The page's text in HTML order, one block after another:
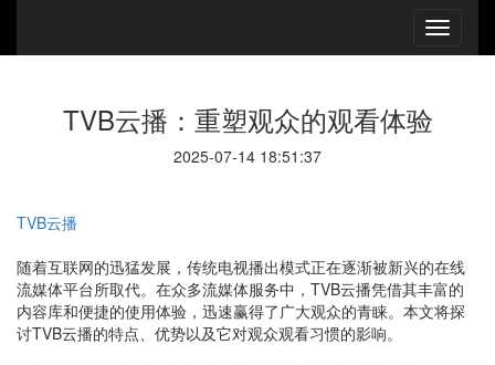
TVB云播：重塑观众的观看体验
2025-07-14 18:51:37
TVB云播
随着互联网的迅猛发展，传统电视播出模式正在逐渐被新兴的在线
流媒体平台所取代。在众多流媒体服务中，TVB云播凭借其丰富的
内容库和便捷的使用体验，迅速赢得了广大观众的青睐。本文将探
讨TVB云播的特点、优势以及它对观众观看习惯的影响。